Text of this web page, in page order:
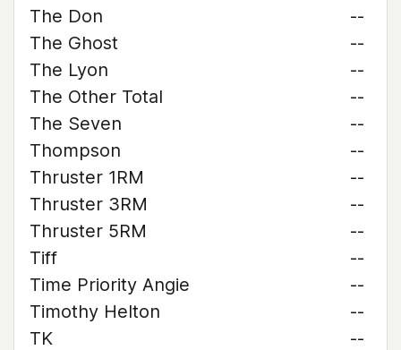
The Don
--
The Ghost
--
The Lyon
--
The Other Total
--
The Seven
--
Thompson
--
Thruster 1RM
--
Thruster 3RM
--
Thruster 5RM
--
Tiff
--
Time Priority Angie
--
Timothy Helton
--
TK
--